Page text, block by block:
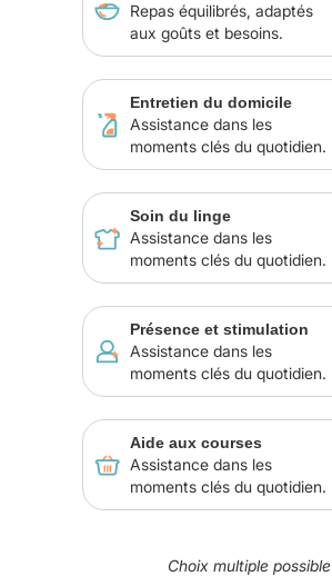
Repas équilibrés, adaptés
aux goûts et besoins.
Entretien du domicile
Assistance dans les
moments clés du quotidien.
Soin du linge
Assistance dans les
moments clés du quotidien.
Présence et stimulation
Assistance dans les
moments clés du quotidien.
Aide aux courses
Assistance dans les
moments clés du quotidien.
Choix multiple possible